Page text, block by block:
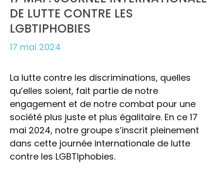
DE LUTTE CONTRE LES
LGBTIPHOBIES
17 mai 2024
La lutte contre les discriminations, quelles
qu’elles soient, fait partie de notre
engagement et de notre combat pour une
société plus juste et plus égalitaire. En ce 17
mai 2024, notre groupe s’inscrit pleinement
dans cette journée internationale de lutte
contre les LGBTIphobies.